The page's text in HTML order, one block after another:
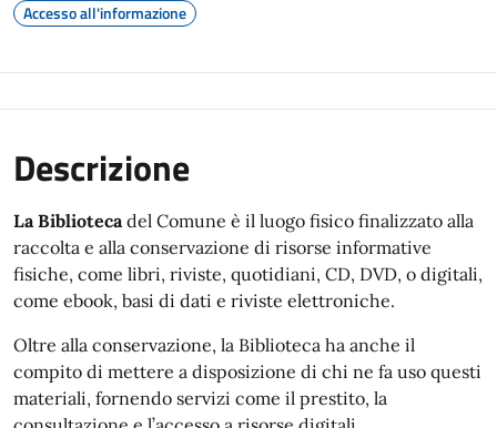
Accesso all'informazione
Descrizione
La Bibliotecadel Comune è il luogo fisico finalizzato alla
raccolta e alla conservazione di risorse informative
fisiche, come libri, riviste, quotidiani, CD, DVD, o digitali,
come ebook, basi di dati e riviste elettroniche.
Oltre alla conservazione, la Biblioteca ha anche il
compito di mettere a disposizione di chi ne fa uso questi
materiali, fornendo servizi come il prestito, la